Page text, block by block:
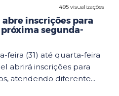
495 visualizações
abre inscrições para
segunda-
feira (31) até quarta-feira
abrirá inscrições para
atendendo diferente...